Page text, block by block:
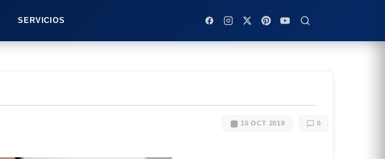
SERVICIOS
15 OCT 2019 0